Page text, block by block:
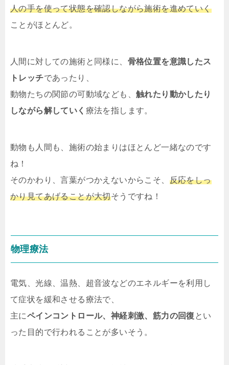
人の手を使って状態を確認しながら施術を進めていく
ことがほとんど。
人間に対しての施術と同様に、 骨格位置を意識したス
トレッチであったり、
動物たちの関節の可動域なども、 触れたり動かしたり
しながら解していく 療法を指します。
動物も人間も、施術の始まりはほとんど一緒なのです
ね！
そのかわり、言葉がつかえないからこそ、 反応をしっ
かり見てあげることが大切そうですね！
物理療法
電気、光線、温熱、超音波などのエネルギーを利用し
て症状を緩和させる療法で、
主にペインコントロール、神経刺激、筋力の回復 とい
った目的で行われることが多いそう。